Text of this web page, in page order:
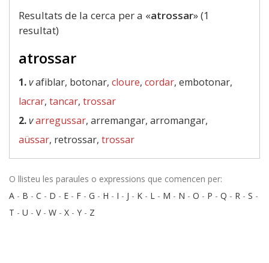
Resultats de la cerca per a «atrossar» (1
resultat)
atrossar
1.vafiblar, botonar, cloure, cordar, embotonar,
lacrar, tancar, trossar
2.varregussar, arremangar, arromangar,
aüssar, retrossar, trossar
O llisteu les paraules o expressions que comencen per:
A - B - C - D - E - F - G - H - I - J - K - L - M - N - O - P - Q - R - S -
T - U - V- W - X - Y - Z